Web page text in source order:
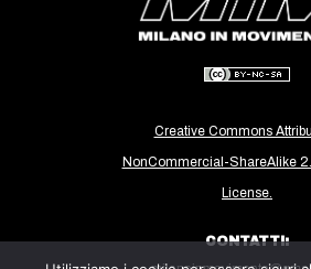
AFRICA
ESTREMO
Creative Commons
NonCommercial-ShareAlike
License.
CONTATTI: